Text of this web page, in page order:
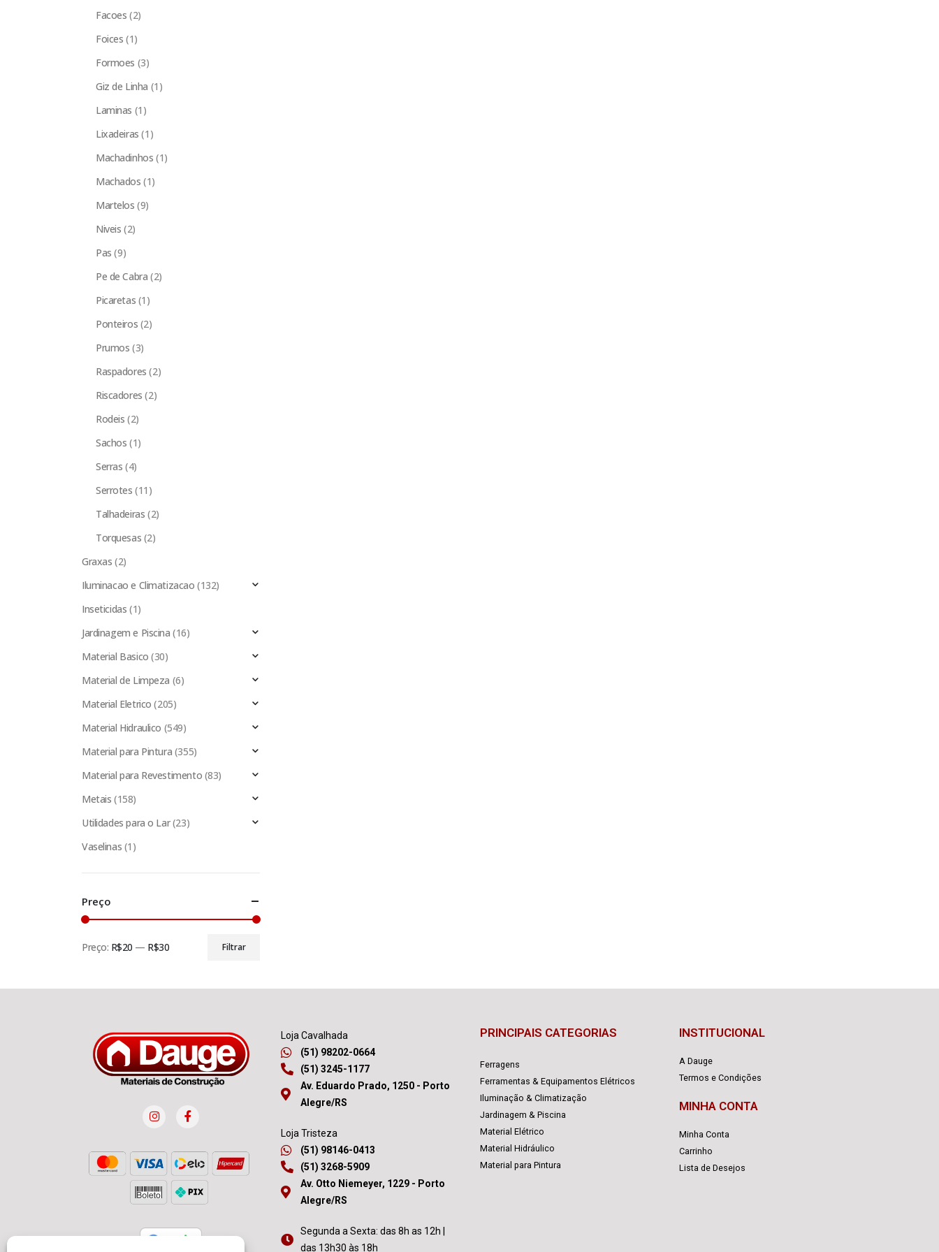
Facoes (2)
Foices (1)
Formoes (3)
Giz de Linha (1)
Laminas (1)
Lixadeiras (1)
Machadinhos (1)
Machados (1)
Martelos (9)
Niveis (2)
Pas (9)
Pe de Cabra (2)
Picaretas (1)
Ponteiros (2)
Prumos (3)
Raspadores (2)
Riscadores (2)
Rodeis (2)
Sachos (1)
Serras (4)
Serrotes (11)
Talhadeiras (2)
Torquesas (2)
Graxas (2)
Iluminacao e Climatizacao (132)
Inseticidas (1)
Jardinagem e Piscina (16)
Material Basico (30)
Material de Limpeza (6)
Material Eletrico (205)
Material Hidraulico (549)
Material para Pintura (355)
Material para Revestimento (83)
Metais (158)
Utilidades para o Lar (23)
Vaselinas (1)
Preço
Filtrar
Preço: R$20 — R$30
Loja Cavalhada
(51) 98202-0664
(51) 3245-1177
Av. Eduardo Prado, 1250 - Porto
Alegre/RS
Loja Tristeza
(51) 98146-0413
(51) 3268-5909
Av. Otto Niemeyer, 1229 - Porto
Alegre/RS
Segunda a Sexta: das 8h as 12h |
das 13h30 às 18h
PRINCIPAIS CATEGORIAS
Ferragens
Ferramentas & Equipamentos Elétricos
Iluminação & Climatização
Jardinagem & Piscina
Material Elétrico
Material Hidráulico
Material para Pintura
INSTITUCIONAL
A Dauge
Termos e Condições
MINHA CONTA
Minha Conta
Carrinho
Lista de Desejos